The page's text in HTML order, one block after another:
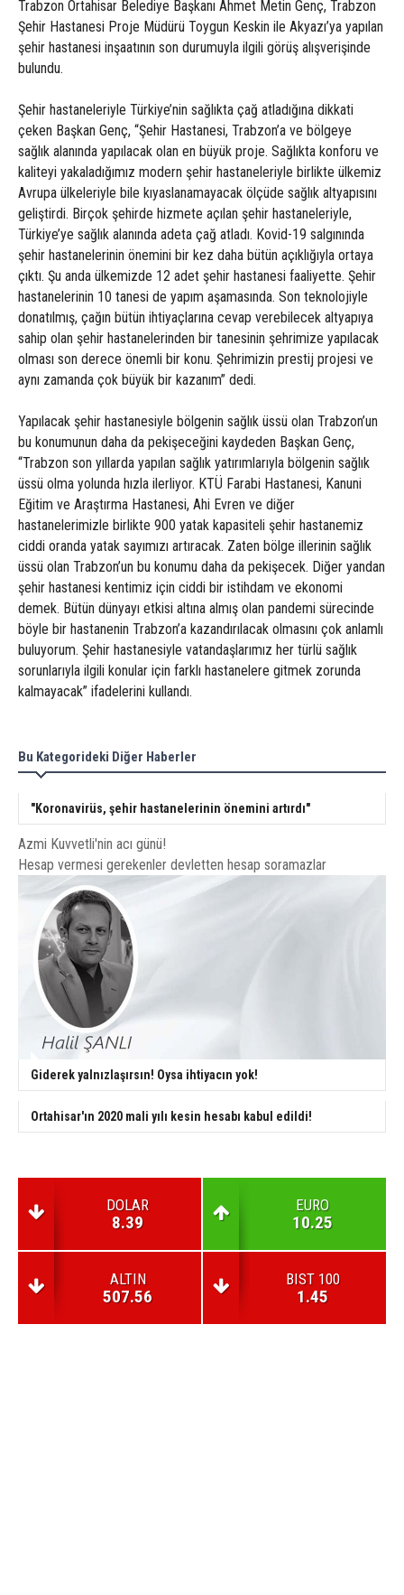
Trabzon Ortahisar Belediye Başkanı Ahmet Metin Genç, Trabzon
Şehir Hastanesi Proje Müdürü Toygun Keskin ile Akyazı’ya yapılan
şehir hastanesi inşaatının son durumuyla ilgili görüş alışverişinde
bulundu.
Şehir hastaneleriyle Türkiye’nin sağlıkta çağ atladığına dikkati
çeken Başkan Genç, “Şehir Hastanesi, Trabzon’a ve bölgeye
sağlık alanında yapılacak olan en büyük proje. Sağlıkta konforu ve
kaliteyi yakaladığımız modern şehir hastaneleriyle birlikte ülkemiz
Avrupa ülkeleriyle bile kıyaslanamayacak ölçüde sağlık altyapısını
geliştirdi. Birçok şehirde hizmete açılan şehir hastaneleriyle,
Türkiye’ye sağlık alanında adeta çağ atladı. Kovid-19 salgınında
şehir hastanelerinin önemini bir kez daha bütün açıklığıyla ortaya
çıktı. Şu anda ülkemizde 12 adet şehir hastanesi faaliyette. Şehir
hastanelerinin 10 tanesi de yapım aşamasında. Son teknolojiyle
donatılmış, çağın bütün ihtiyaçlarına cevap verebilecek altyapıya
sahip olan şehir hastanelerinden bir tanesinin şehrimize yapılacak
olması son derece önemli bir konu. Şehrimizin prestij projesi ve
aynı zamanda çok büyük bir kazanım” dedi.
Yapılacak şehir hastanesiyle bölgenin sağlık üssü olan Trabzon’un
bu konumunun daha da pekişeceğini kaydeden Başkan Genç,
“Trabzon son yıllarda yapılan sağlık yatırımlarıyla bölgenin sağlık
üssü olma yolunda hızla ilerliyor. KTÜ Farabi Hastanesi, Kanuni
Eğitim ve Araştırma Hastanesi, Ahi Evren ve diğer
hastanelerimizle birlikte 900 yatak kapasiteli şehir hastanemiz
ciddi oranda yatak sayımızı artıracak. Zaten bölge illerinin sağlık
üssü olan Trabzon’un bu konumu daha da pekişecek. Diğer yandan
şehir hastanesi kentimiz için ciddi bir istihdam ve ekonomi
demek. Bütün dünyayı etkisi altına almış olan pandemi sürecinde
böyle bir hastanenin Trabzon’a kazandırılacak olmasını çok anlamlı
buluyorum. Şehir hastanesiyle vatandaşlarımız her türlü sağlık
sorunlarıyla ilgili konular için farklı hastanelere gitmek zorunda
kalmayacak” ifadelerini kullandı.
Bu Kategorideki Diğer Haberler
"Koronavirüs, şehir hastanelerinin önemini artırdı"
Azmi Kuvvetli'nin acı günü!
Hesap vermesi gerekenler devletten hesap soramazlar
Giderek yalnızlaşırsın! Oysa ihtiyacın yok!
Ortahisar'ın 2020 mali yılı kesin hesabı kabul edildi!
DOLAR
8.39
EURO
10.25
ALTIN
507.56
BIST 100
1.45